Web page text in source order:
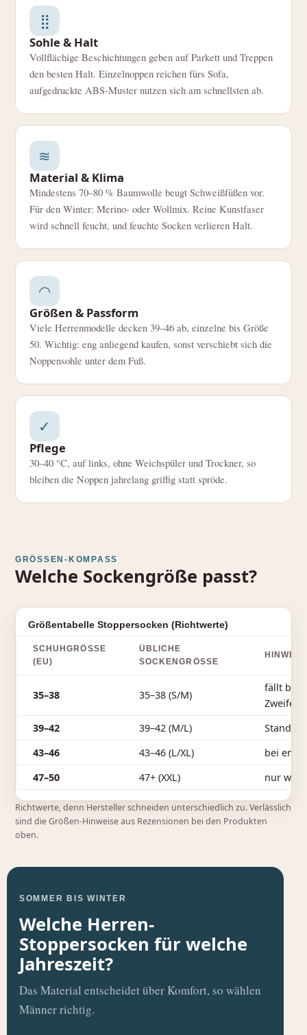
⣿
Sohle & Halt
Vollflächige Beschichtungen geben auf Parkett und Treppen
den besten Halt. Einzelnoppen reichen fürs Sofa,
aufgedruckte ABS-Muster nutzen sich am schnellsten ab.
≋
Material & Klima
Mindestens 70–80 % Baumwolle beugt Schweißfüßen vor.
Für den Winter: Merino- oder Wollmix. Reine Kunstfaser
wird schnell feucht, und feuchte Socken verlieren Halt.
◠
Größen & Passform
Viele Herrenmodelle decken 39–46 ab, einzelne bis Größe
50. Wichtig: eng anliegend kaufen, sonst verschiebt sich die
Noppensohle unter dem Fuß.
✓
Pflege
30–40 °C, auf links, ohne Weichspüler und Trockner, so
bleiben die Noppen jahrelang griffig statt spröde.
GRÖSSEN-KOMPASS
Welche Sockengröße passt?
Größentabelle Stoppersocken (Richtwerte)
SCHUHGRÖSSE (
EU)
ÜBLICHE
SOCKENGRÖSSE
HINWEIS
35–38 35–38 (S/M)
fällt bei
Zweifel
39–42
39–42 (M/L)
43–46
43–46 (L/XL)
bei
47–50
47+ (XXL) nur
Richtwerte, denn Hersteller schneiden unterschiedlich zu. Verlässlich
sind die Größen-Hinweise aus Rezensionen bei den Produkten
oben.
SOMMER BIS WINTER
Welche Herren-
Stoppersocken für welche
Jahreszeit?
Das Material entscheidet über Komfort, so wählen
Männer richtig.